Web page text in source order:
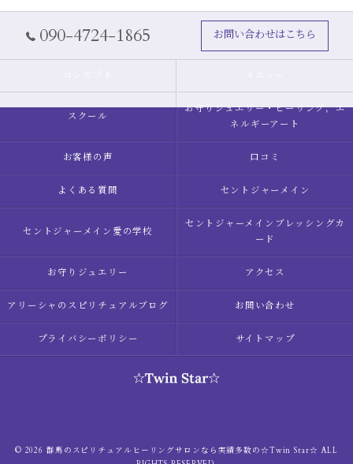
090-4724-1865 お問い合わせはこちら
スクール
お守りジュエリー・ヒーリング，エ
ネルギーアート
お客様の声 口コミ
よくある質問 セントジャーメイン
セントジャーメイン愛の学校
セントジャーメインブレッシングカ
ード
お守りジュエリー アクセス
アリーシャのスピリチュアルブログ お問い合わせ
プライバシーポリシー サイトマップ
© 2026 群馬のスピリチュアルヒーリングサロンなら実績多数の☆Twin Star☆ ALL